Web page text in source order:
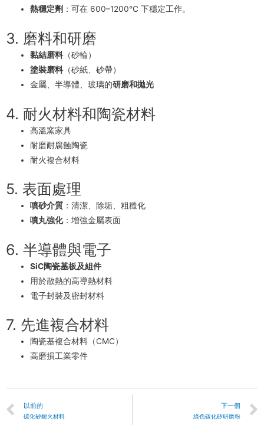
熱穩定劑 ：可在 600–1200°C 下穩定工作。
3. 磨料和研磨
黏結磨料 （砂輪）
塗裝磨料 （砂紙、砂帶）
金屬、半導體、玻璃的研磨和拋光
4. 耐火材料和陶瓷材料
高溫窯家具
耐磨耐腐蝕陶瓷
耐火複合材料
5. 表面處理
噴砂介質 ：清潔、除垢、粗糙化
噴丸強化：增強金屬表面
6. 半導體與電子
SiC陶瓷基板及組件
用於散熱的高導熱材料
電子封裝及密封材料
7. 先進複合材料
陶瓷基複合材料（CMC）
高磨損工業零件
以前的
碳化矽耐火材料
下一個
綠色碳化矽研磨粉